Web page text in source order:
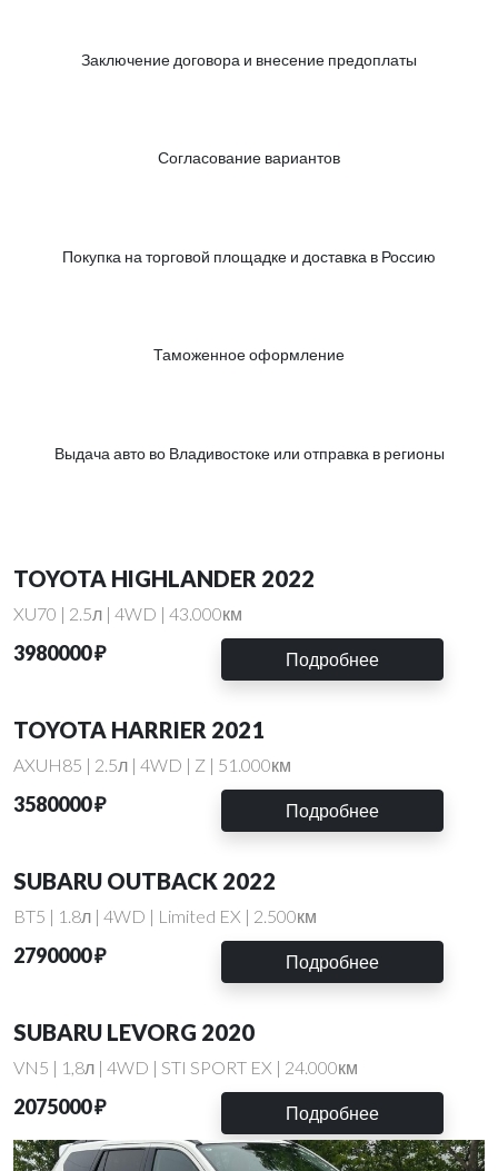
Заключение договора и внесение предоплаты
Согласование вариантов
Покупка на торговой площадке и доставка в Россию
Таможенное оформление
Выдача авто во Владивостоке или отправка в регионы
TOYOTA HIGHLANDER 2022
XU70 | 2.5л | 4WD | 43.000км
3980000 ₽ Подробнее
TOYOTA HARRIER 2021
AXUH85 | 2.5л | 4WD | Z | 51.000км
3580000 ₽ Подробнее
SUBARU OUTBACK 2022
BT5 | 1.8л | 4WD | Limited EX | 2.500км
2790000 ₽ Подробнее
SUBARU LEVORG 2020
VN5 | 1,8л | 4WD | STI SPORT EX | 24.000км
2075000 ₽ Подробнее